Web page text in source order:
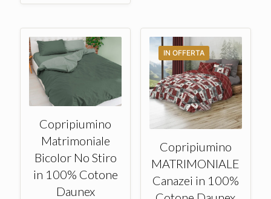
Copripiumino
Matrimoniale
Bicolor No Stiro
in 100% Cotone
Daunex
IN OFFERTA
Copripiumino
MATRIMONIALE
Canazei in 100%